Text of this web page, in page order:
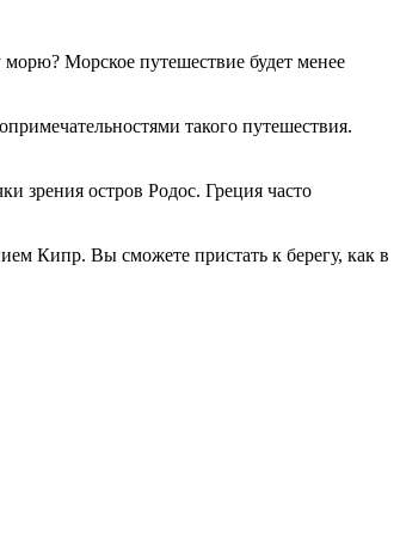
Морское путешествие будет менее
такого путешествия.
зрения остров Родос. Греция часто
Кипр. Вы сможете пристать к берегу, как в